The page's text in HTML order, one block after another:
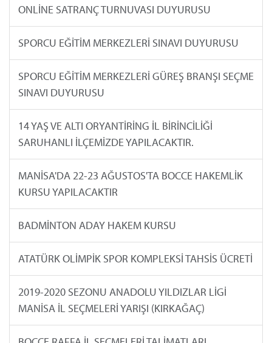
ONLİNE SATRANÇ TURNUVASI DUYURUSU
SPORCU EĞİTİM MERKEZLERİ SINAVI DUYURUSU
SPORCU EĞİTİM MERKEZLERİ GÜREŞ BRANŞI SEÇME
SINAVI DUYURUSU
14 YAŞ VE ALTI ORYANTİRİNG İL BİRİNCİLİĞİ
SARUHANLI İLÇEMİZDE YAPILACAKTIR.
MANİSA'DA 22-23 AĞUSTOS'TA BOCCE HAKEMLİK
KURSU YAPILACAKTIR
BADMİNTON ADAY HAKEM KURSU
ATATÜRK OLİMPİK SPOR KOMPLEKSİ TAHSİS ÜCRETİ
2019-2020 SEZONU ANADOLU YILDIZLAR LİGİ
MANİSA İL SEÇMELERİ YARIŞI (KIRKAĞAÇ)